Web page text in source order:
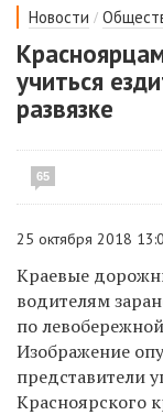
Новости /
учиться
развязке
65
25 октября 2018
Краевые
водителям
по
Изображение
представители
Красноярского